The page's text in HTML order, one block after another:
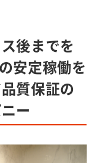
後までを
安定稼働を
質保証の
ー